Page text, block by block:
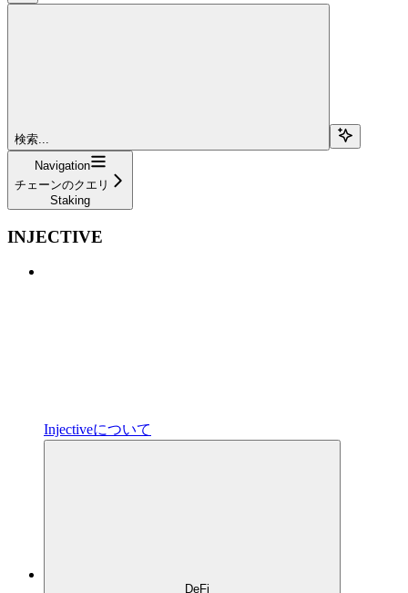
検索...
Navigation
チェーンのクエリ
Staking
INJECTIVE
Injectiveについて
DeFi